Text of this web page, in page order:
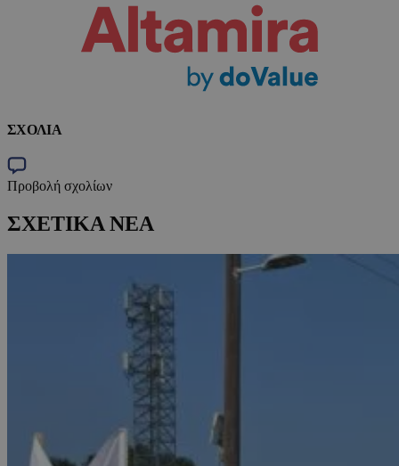
ΣΧΟΛΙΑ
Προβολή σχολίων
ΣΧΕΤΙΚΑ ΝΕΑ